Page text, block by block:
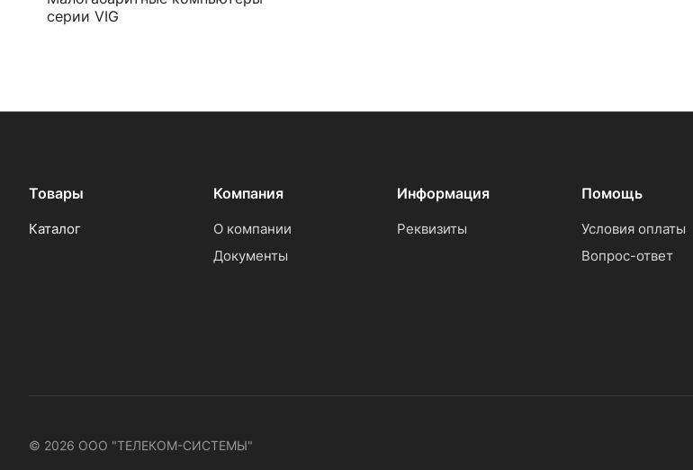
серии VIG
Товары
Каталог
Компания
О компании
Документы
Информация
Реквизиты
Помощь
Условия оплаты
Вопрос-ответ
© 2026 ООО "ТЕЛЕКОМ-СИСТЕМЫ"